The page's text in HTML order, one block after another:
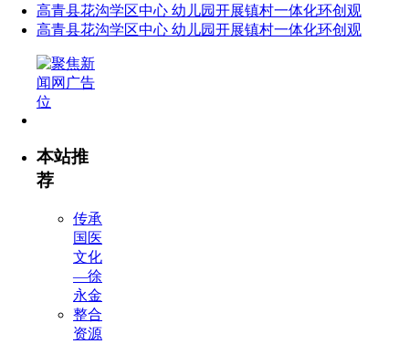
高青县花沟学区中心 幼儿园开展镇村一体化环创观
高青县花沟学区中心 幼儿园开展镇村一体化环创观
本站推
荐
传承
国医
文化
—徐
永金
整合
资源